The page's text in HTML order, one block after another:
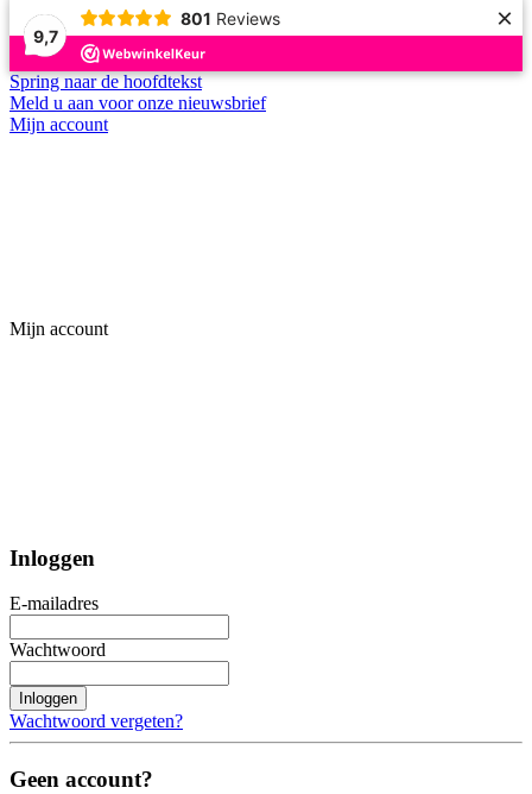
9,7
801 Reviews ×
Spring naar de hoofdtekst
Meld u aan voor onze nieuwsbrief
Mijn account
Mijn account
Inloggen
E-mailadres
Wachtwoord
Inloggen
Wachtwoord vergeten?
Geen account?